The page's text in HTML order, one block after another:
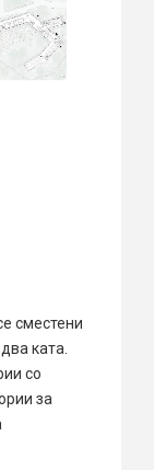
сместени
ката.
со
за